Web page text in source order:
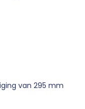
van 295 mm